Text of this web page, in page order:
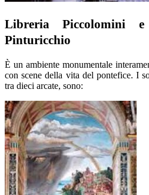
Libreria Piccolomini
Pinturicchio
È un ambiente monumentale
con scene della vita del pontefice. I
tra dieci arcate, sono: